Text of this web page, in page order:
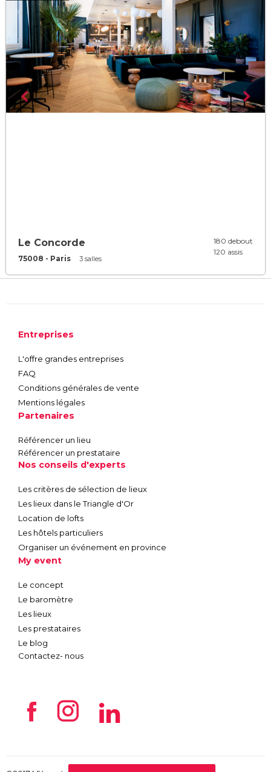
Le Concorde
75008 - Paris 3 salles
180 debout
120 assis
Entreprises
L'offre grandes entreprises
FAQ
Conditions générales de vente
Mentions légales
Partenaires
Référencer un lieu
Référencer un prestataire
Nos conseils d'experts
Les critères de sélection de lieux
Les lieux dans le Triangle d'Or
Location de lofts
Les hôtels particuliers
Organiser un événement en province
My event
Le concept
Le baromètre
Les lieux
Les prestataires
Le blog
Contactez- nous